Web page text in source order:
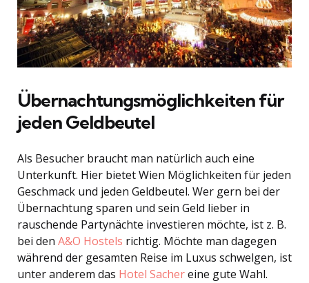
Übernachtungsmöglichkeiten für
jeden Geldbeutel
Als Besucher braucht man natürlich auch eine
Unterkunft. Hier bietet Wien Möglichkeiten für jeden
Geschmack und jeden Geldbeutel. Wer gern bei der
Übernachtung sparen und sein Geld lieber in
rauschende Partynächte investieren möchte, ist z. B.
bei den A&O Hostels richtig. Möchte man dagegen
während der gesamten Reise im Luxus schwelgen, ist
unter anderem das Hotel Sachereine gute Wahl.